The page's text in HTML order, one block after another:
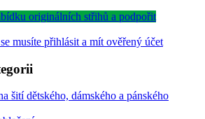
originálních střihů a podpořit
musíte přihlásit a mít ověřený účet
šití dětského, dámského a pánského